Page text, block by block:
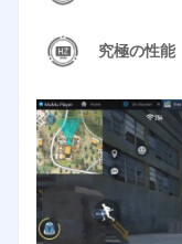
究極の性能